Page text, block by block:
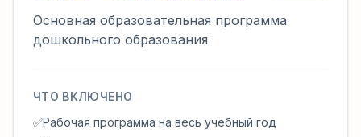
Основная образовательная программа
дошкольного образования
ЧТО ВКЛЮЧЕНО
✅Рабочая программа на весь учебный год